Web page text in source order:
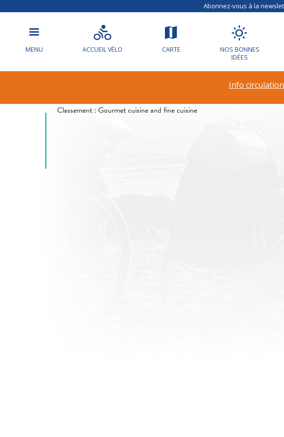
Abonnez-vous à la
MENU ACCUEIL VÉLO CARTE
NOS BONNES
IDÉES
Info
Info circulation –
Classement : Gourmet cuisine and fine cuisine